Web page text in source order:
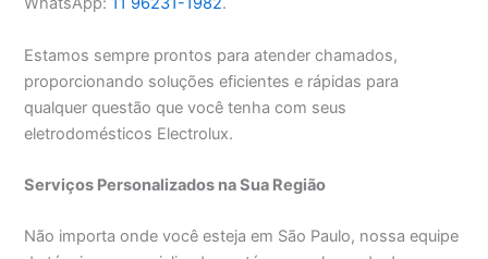
Estamos sempre prontos para atender chamados,
proporcionando soluções eficientes e rápidas para
qualquer questão que você tenha com seus
eletrodomésticos Electrolux.
Serviços Personalizados na Sua Região
Não importa onde você esteja em São Paulo, nossa equipe